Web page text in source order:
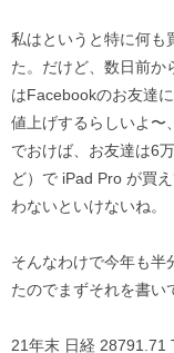
私はというと特に何も
た。だけど、数日前か
はFacebookのお友達
値上げするらしいよ〜
でおけば、お友達は6
ど）で iPad Pro が買
わないといけないね。
そんなわけで今年も半
たのでまずそれを書い
21年末 日経 28791.71